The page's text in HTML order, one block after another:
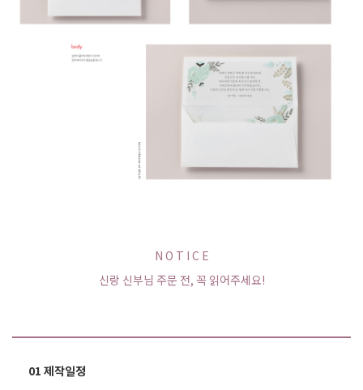
N O T I C E
신랑 신부님 주문 전, 꼭 읽어주세요!
01 제작일정